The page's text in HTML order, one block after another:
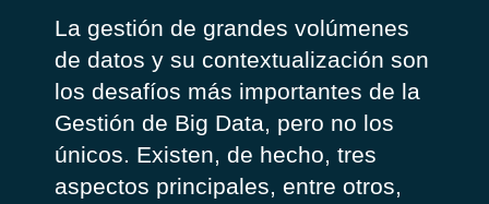
La gestión de grandes volúmenes
de datos y su contextualización son
los desafíos más importantes de la
Gestión de Big Data, pero no los
únicos. Existen, de hecho, tres
aspectos principales, entre otros,